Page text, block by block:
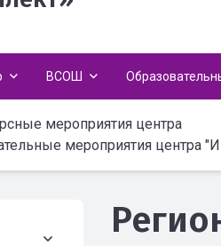
ВСОШ
мероприятия центра
мероприятия центра